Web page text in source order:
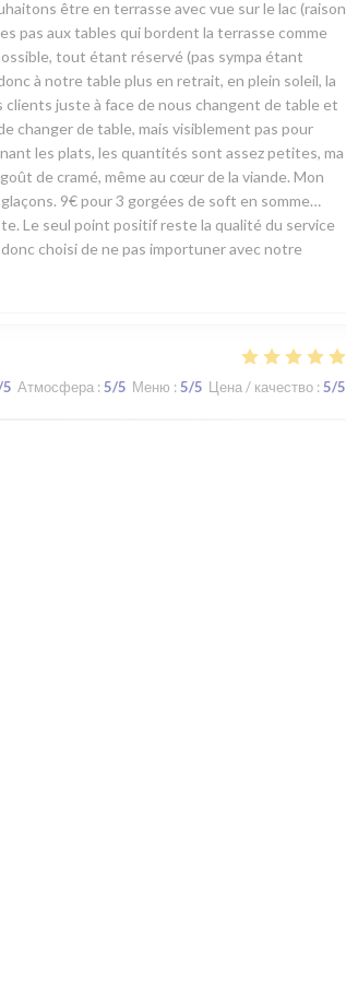
être en terrasse avec vue sur le lac (raison
pas aux tables qui bordent la terrasse comme
tout étant réservé (pas sympa étant
à notre table plus en retrait, en plein soleil, la
clients juste à face de nous changent de table et
changer de table, mais visiblement pas pour
les plats, les quantités sont assez petites, ma
de cramé, même au cœur de la viande. Mon
9€ pour 3 gorgées de soft en somme…
Le seul point positif reste la qualité du service
choisi de ne pas importuner avec notre
Атмосфера : 5/5 Меню : 5/5 Цена / качество : 5/5